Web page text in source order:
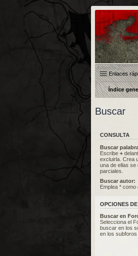
Enlaces
Índice
Buscar
CONSULTA
Buscar
Escribe +
excluirla. Crea
una de ellas se
parciales.
Buscar autor:
Emplea * como
OPCIONES
Buscar en
Selecciona el
buscar en los
en los subforos